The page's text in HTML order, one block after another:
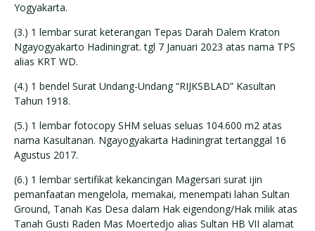
Yogyakarta.
(3.) 1 lembar surat keterangan Tepas Darah Dalem Kraton
Ngayogyakarto Hadiningrat. tgl 7 Januari 2023 atas nama TPS
alias KRT WD.
(4.) 1 bendel Surat Undang-Undang “RIJKSBLAD” Kasultan
Tahun 1918.
(5.) 1 lembar fotocopy SHM seluas seluas 104.600 m2 atas
nama Kasultanan. Ngayogyakarta Hadiningrat tertanggal 16
Agustus 2017.
(6.) 1 lembar sertifikat kekancingan Magersari surat ijin
pemanfaatan mengelola, memakai, menempati lahan Sultan
Ground, Tanah Kas Desa dalam Hak eigendong/Hak milik atas
Tanah Gusti Raden Mas Moertedjo alias Sultan HB VII alamat